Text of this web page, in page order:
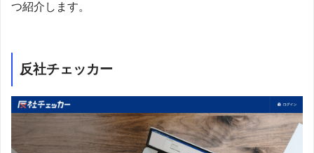
つ紹介します。
反社チェッカー